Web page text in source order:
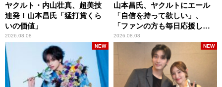
ヤクルト・内山壮真、超美技
連発！山本昌氏「猛打賞くら
いの価値」
2026.08.08
山本昌氏、ヤクルトにエール
「自信を持って欲しい」、
「ファンの方も毎日応援して
くれています」
2026.08.08
NEW NEW